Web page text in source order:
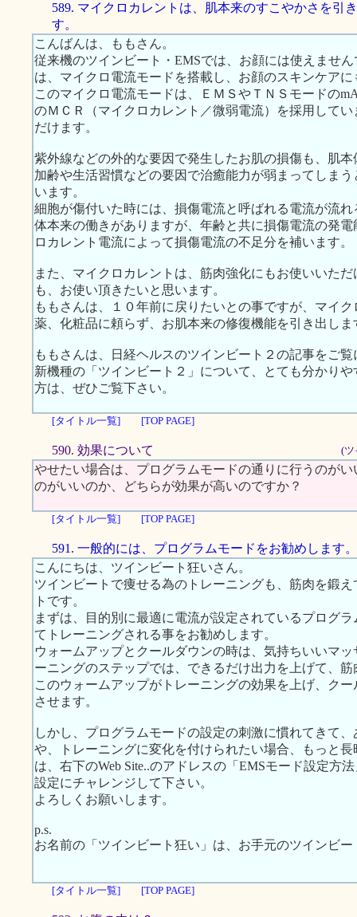
589. マイクロカレントは、肌本来のすこやかさを引
す。
こんばんは、ももさん。
従来機のツインビート・EMSでは、お顔には使えませ
は、マイクロ電流モードを搭載し、お顔のスキンケア
このマイクロ電流モードは、ＥＭＳやＴＮＳモードの
のＭＣＲ（マイクロカレント／微弱電流）を採用して
だけます。
紫外線などの外的な要因で発生したお肌の損傷も、肌
加齢や生活習慣などの要因で治癒能力が弱まってしま
います。
細胞が傷付いた時には、損傷電流と呼ばれる電流が流
体本来の働きがありますが、年齢と共に損傷電流の発
ロカレント電流によって損傷電流の不足分を補います。
また、マイクロカレントは、筋肉強化にもお使いいた
も、お使い頂きたいと思います。
ももさんは、１０年前に戻りたいとの事ですが、マイ
薬、化粧品に頼らず、お肌本来の修復機能を引き出し
ももさんは、日経ヘルスのツインビート２の記事をご
新機種の「ツインビート２」について、とても分かり
方は、ぜひご覧下さい。
[タイトル一覧] [TOP PAGE]
590. 効果について (ツ
やせたい場合は、プログラムモードの通りに行うのが
のがいいのか、どちらが効果が高いのですか？
[タイトル一覧] [TOP PAGE]
591. 一般的には、プログラムモードをお勧めします。
こんにちは、ツインビート狂いさん。
ツインビートで痩せる為のトレーニングも、筋肉を鍛
トです。
まずは、目的別に最適に電流が設定されているプログ
てトレーニングされる事をお勧めします。
ウォームアップとクールダウンの時は、気持ちいいマ
ーニングのステップでは、できるだけ出力を上げて、
このウォームアップがトレーニングの効果を上げ、ク
させます。
しかし、プログラムモードの設定の刺激に慣れてきて
や、トレーニングに変化を付けられたい場合、もっと
は、右下のWeb Site..のアドレスの「EMSモード設定方
設定にチャレンジして下さい。
よろしくお願いします。
p.s.
お名前の「ツインビート狂い」は、お手元のツインビ
[タイトル一覧] [TOP PAGE]